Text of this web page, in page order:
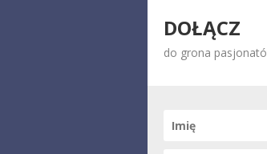
DOŁĄCZ
do grona